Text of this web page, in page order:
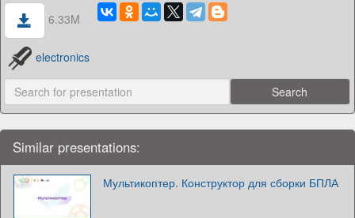
6.33M
electronics
Similar presentations:
Мультикоптер. Конструктор для сборки БПЛА